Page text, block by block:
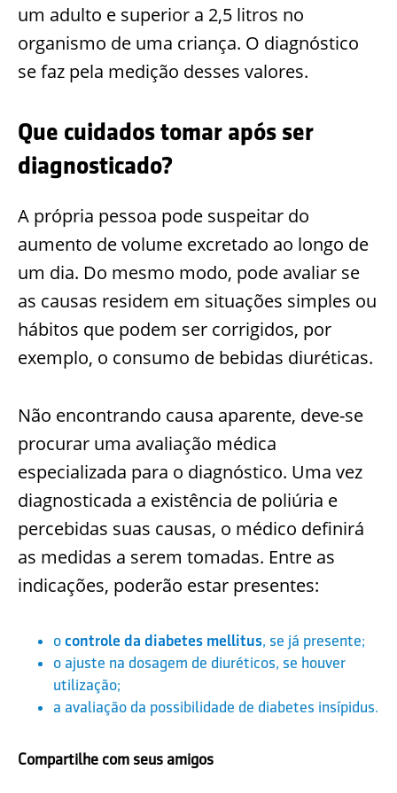
um adulto e superior a 2,5 litros no
organismo de uma criança. O diagnóstico
se faz pela medição desses valores.
Que cuidados tomar após ser
diagnosticado?
A própria pessoa pode suspeitar do
aumento de volume excretado ao longo de
um dia. Do mesmo modo, pode avaliar se
as causas residem em situações simples ou
hábitos que podem ser corrigidos, por
exemplo, o consumo de bebidas diuréticas.
Não encontrando causa aparente, deve-se
procurar uma avaliação médica
especializada para o diagnóstico. Uma vez
diagnosticada a existência de poliúria e
percebidas suas causas, o médico definirá
as medidas a serem tomadas. Entre as
indicações, poderão estar presentes:
o controle da diabetes mellitus, se já presente;
o ajuste na dosagem de diuréticos, se houver
utilização;
a avaliação da possibilidade de diabetes insípidus.
Compartilhe com seus amigos